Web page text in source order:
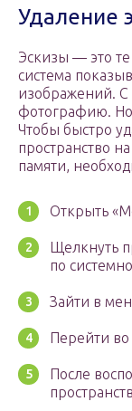
Удаление
Эскизы — это
система
изображений. С
фотографию. Но
Чтобы быстро
пространство
памяти,
Открыть
Щелкнуть
по
Зайти в
Перейти
После